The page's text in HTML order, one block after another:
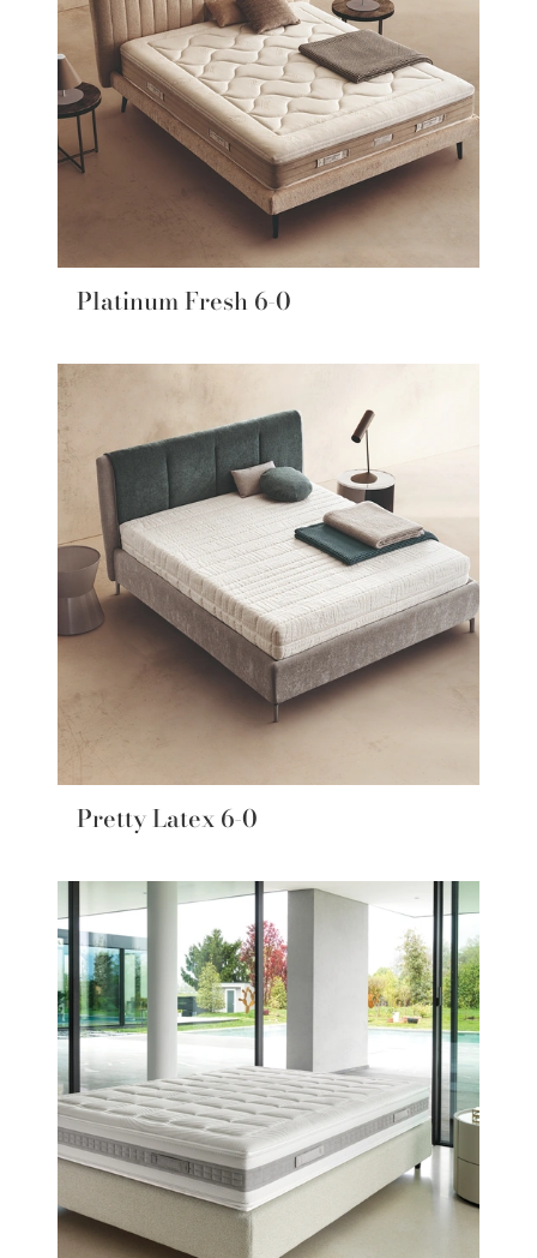
Platinum Fresh 6-0
Pretty Latex 6-0